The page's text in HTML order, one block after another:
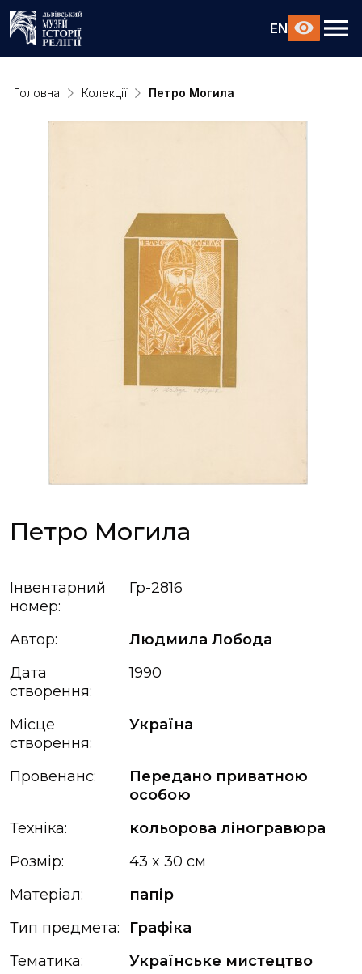
EN
Головна Колекції Петро Могила
Петро Могила
Інвентарний
номер:
Гр-2816
Автор:
Людмила Лобода
Дата
створення:
1990
Місце
створення:
Україна
Провенанс:
Передано приватною
особою
Техніка:
кольорова ліногравюра
Розмір:
43 x 30 см
Матеріал:
папір
Тип предмета:
Графіка
Тематика:
Українське мистецтво